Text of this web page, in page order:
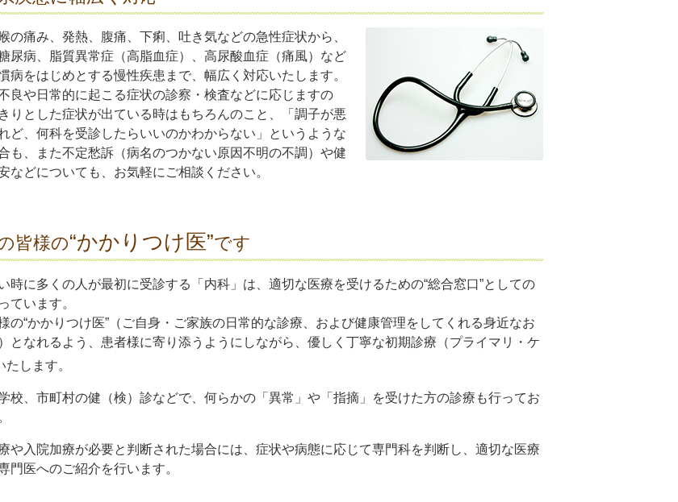
の痛み、発熱、腹痛、下痢、吐き気などの急性症状から、
尿病、脂質異常症（高脂血症）、高尿酸血症（痛風）など
病をはじめとする慢性疾患まで、幅広く対応いたします。
良や日常的に起こる症状の診察・検査などに応じますの
りとした症状が出ている時はもちろんのこと、「調子が悪
ど、何科を受診したらいいのかわからない」というような
も、また不定愁訴（病名のつかない原因不明の不調）や健
などについても、お気軽にご相談ください。
皆様の“かかりつけ医”です
時に多くの人が最初に受診する「内科」は、適切な医療を受けるための“総合窓口”としての
ています。
の“かかりつけ医”（ご自身・ご家族の日常的な診療、および健康管理をしてくれる身近なお
となれるよう、患者様に寄り添うようにしながら、優しく丁寧な初期診療（プライマリ・ケ
たします。
校、市町村の健（検）診などで、何らかの「異常」や「指摘」を受けた方の診療も行ってお
や入院加療が必要と判断された場合には、症状や病態に応じて専門科を判断し、適切な医療
門医へのご紹介を行います。